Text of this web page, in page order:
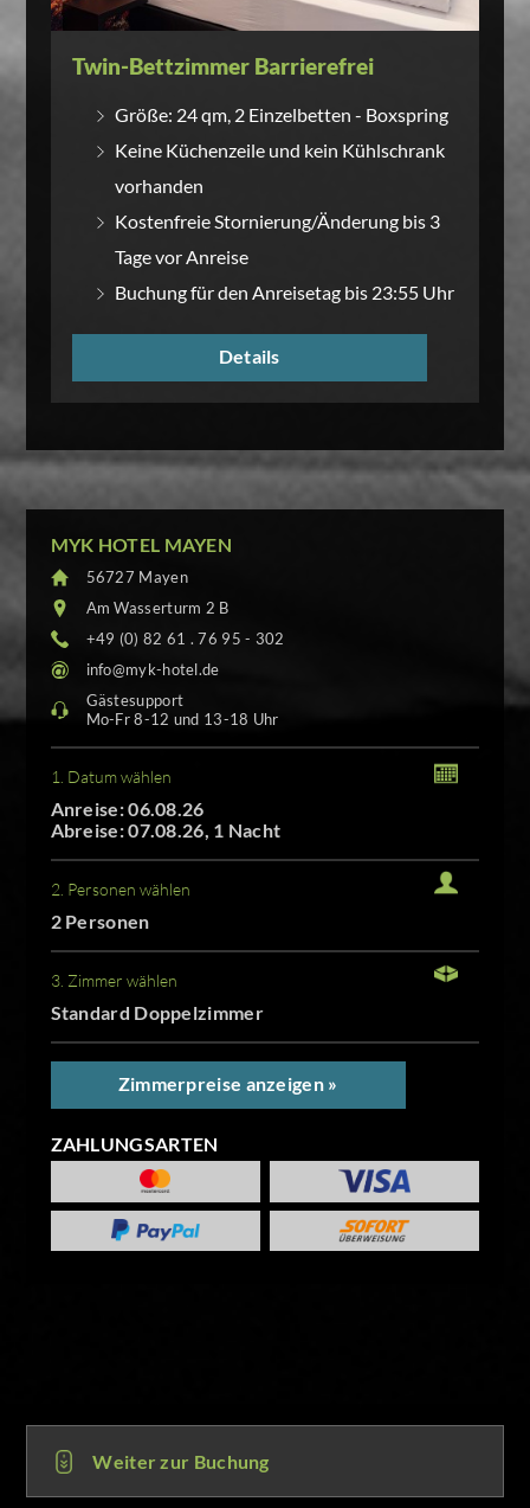
Weiter zur Buchung
Twin-Bettzimmer Barrierefrei
Größe: 24 qm, 2 Einzelbetten - Boxspring
Keine Küchenzeile und kein Kühlschrank
vorhanden
Kostenfreie Stornierung/Änderung bis 3
Tage vor Anreise
Buchung für den Anreisetag bis 23:55 Uhr
Details
MYK HOTEL MAYEN
56727 Mayen
Am Wasserturm 2 B
+49 (0) 82 61 . 76 95 - 302
info@myk-hotel.de
Gästesupport
Mo-Fr 8-12 und 13-18 Uhr
1. Datum wählen
Anreise: 06.08.26
Abreise: 07.08.26, 1 Nacht
2. Personen wählen
2 Personen
3. Zimmer wählen
Standard Doppelzimmer
Zimmerpreise anzeigen »
ZAHLUNGSARTEN